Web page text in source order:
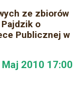
ze zbiorów
o
Publicznej w
Maj 2010 17:00